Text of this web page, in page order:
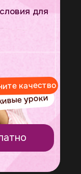
уроки
качество
для